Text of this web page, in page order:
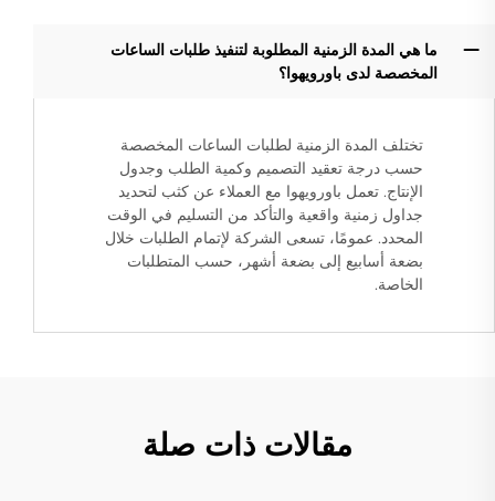
ما هي المدة الزمنية المطلوبة لتنفيذ طلبات الساعات
المخصصة لدى باورويهوا؟
تختلف المدة الزمنية لطلبات الساعات المخصصة
حسب درجة تعقيد التصميم وكمية الطلب وجدول
الإنتاج. تعمل باورويهوا مع العملاء عن كثب لتحديد
جداول زمنية واقعية والتأكد من التسليم في الوقت
المحدد. عمومًا، تسعى الشركة لإتمام الطلبات خلال
بضعة أسابيع إلى بضعة أشهر، حسب المتطلبات
الخاصة.
مقالات ذات صلة